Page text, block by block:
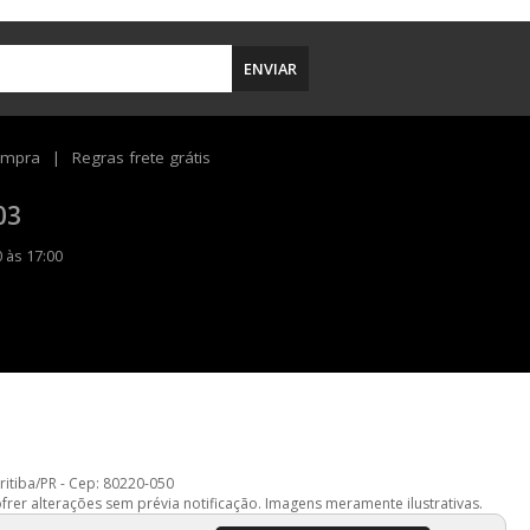
ENVIAR
Regras frete grátis
17:00
PR - Cep: 80220-050
alterações sem prévia notificação. Imagens meramente ilustrativas.